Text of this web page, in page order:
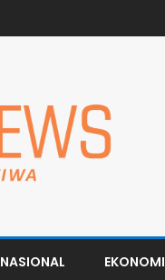
NASIONAL EKONOMI